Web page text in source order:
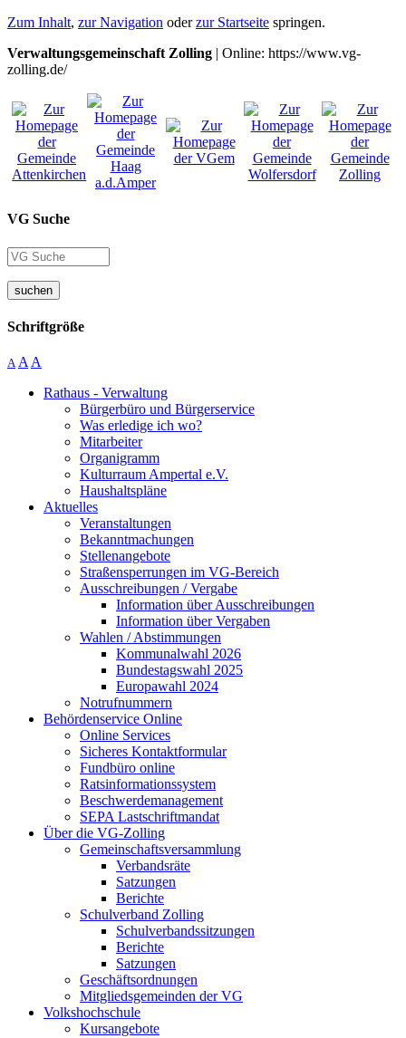
Zum Inhalt, zur Navigation oderzur Startseite springen.
Verwaltungsgemeinschaft Zolling | Online: https://www.vg-
zolling.de/
VG Suche
suchen
Schriftgröße
A A A
Rathaus - Verwaltung
Bürgerbüro und Bürgerservice
Was erledige ich wo?
Mitarbeiter
Organigramm
Kulturraum Ampertal e.V.
Haushaltspläne
Aktuelles
Veranstaltungen
Bekanntmachungen
Stellenangebote
Straßensperrungen im VG-Bereich
Ausschreibungen / Vergabe
Information über Ausschreibungen
Information über Vergaben
Wahlen / Abstimmungen
Kommunalwahl 2026
Bundestagswahl 2025
Europawahl 2024
Notrufnummern
Behördenservice Online
Online Services
Sicheres Kontaktformular
Fundbüro online
Ratsinformationssystem
Beschwerdemanagement
SEPA Lastschriftmandat
Über die VG-Zolling
Gemeinschaftsversammlung
Verbandsräte
Satzungen
Berichte
Schulverband Zolling
Schulverbandssitzungen
Berichte
Satzungen
Geschäftsordnungen
Mitgliedsgemeinden der VG
Volkshochschule
Kursangebote